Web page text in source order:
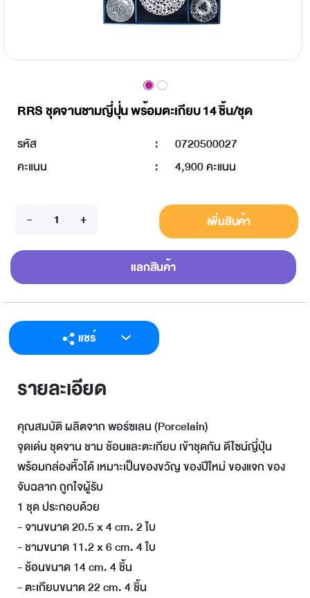
RRS ชุดจานชามญี่ปุ่น พร้อมตะเกียบ 14 ชิ้น/ชุด
รหัส :
0720500027
คะแนน
: 4,900 คะแนน
เพิ่มสินค้า
แลกสินค้า
แชร์
Facebook
Email
รายละเอียด
คุณสมบัติ ผลิตจาก พอร์ซเลน (Porcelain)
จุดเด่น ชุดจาน ชาม ช้อนและตะเกียบ เข้าชุดกัน ดีไซน์ญี่ปุ่น
พร้อมกล่องหิ้วได้ เหมาะเป็นของขวัญ ของปีใหม่ ของแจก ของ
จับฉลาก ถูกใจผู้รับ
1 ชุด ประกอบด้วย
- จานขนาด 20.5 x 4 cm. 2 ใบ
- ชามขนาด 11.2 x 6 cm. 4 ใบ
- ช้อนขนาด 14 cm. 4 ชิ้น
- ตะเกียบขนาด 22 cm. 4 ชิ้น